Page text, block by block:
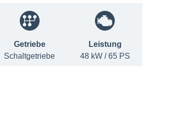
Getriebe
Schaltgetriebe
Leistung
48 kW / 65 PS